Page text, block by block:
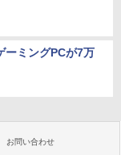
ーミングPCが7万
お問い合わせ